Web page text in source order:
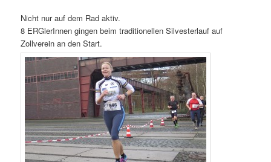
Nicht nur auf dem Rad aktiv.
8 ERGlerInnen gingen beim traditionellen Silvesterlauf auf
Zollverein an den Start.